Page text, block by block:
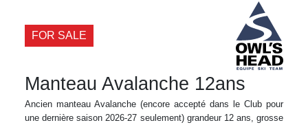
FOR SALE
Manteau Avalanche 12ans
Ancien manteau Avalanche (encore accepté dans le Club pour
une dernière saison 2026-27 seulement) grandeur 12 ans, grosse